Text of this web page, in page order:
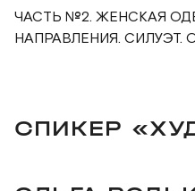
ЧАСТЬ №2. ЖЕНСКАЯ
НАПРАВЛЕНИЯ. СИЛУЭТ.
СПИКЕР